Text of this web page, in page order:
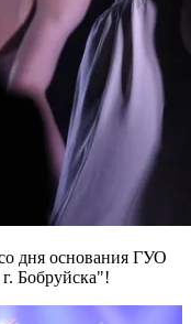
дня основания ГУО
Бобруйска"!